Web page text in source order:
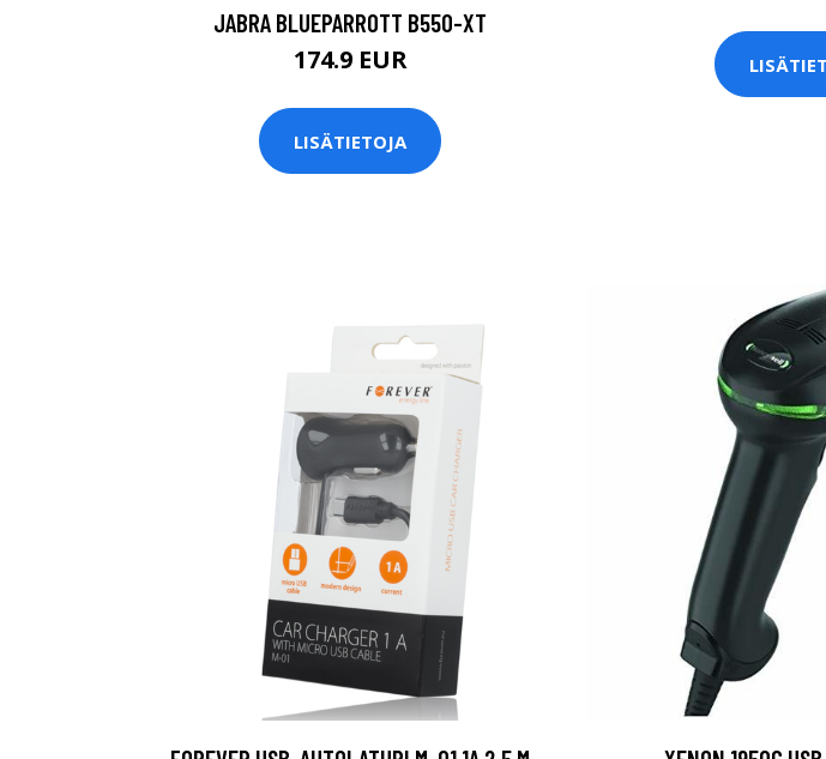
JABRA BLUEPARROTT B550-XT
174.9 EUR
LISÄTIETOJA